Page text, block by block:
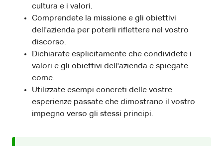
cultura e i valori.
Comprendete la missione e gli obiettivi
dell'azienda per poterli riflettere nel vostro
discorso.
Dichiarate esplicitamente che condividete i
valori e gli obiettivi dell'azienda e spiegate
come.
Utilizzate esempi concreti delle vostre
esperienze passate che dimostrano il vostro
impegno verso gli stessi principi.